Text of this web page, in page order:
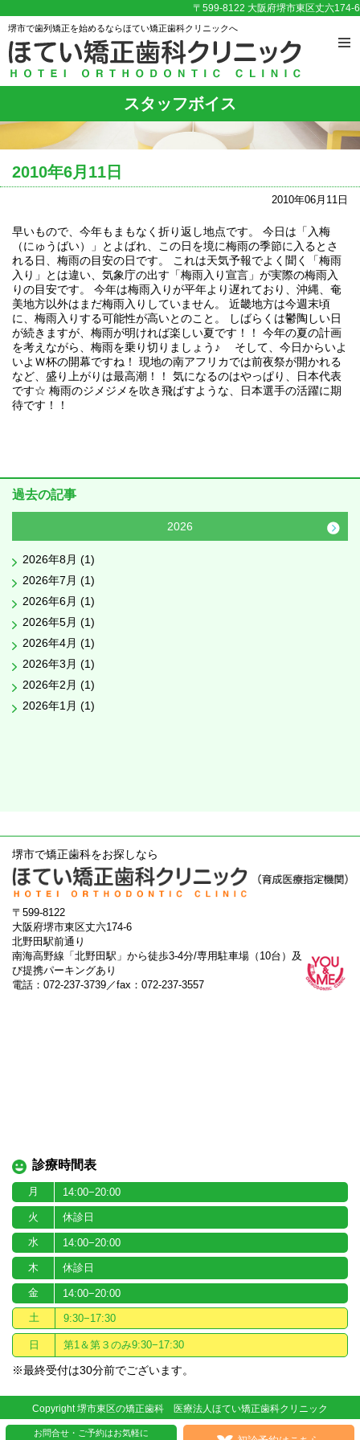
〒599-8122 大阪府堺市東区丈六174-6
堺市で歯列矯正を始めるならほてい矯正歯科クリニックへ
スタッフボイス
2010年6月11日
2010年06月11日
早いもので、今年もまもなく折り返し地点です。 今日は「入梅
（にゅうばい）」とよばれ、この日を境に梅雨の季節に入るとさ
れる日、梅雨の目安の日です。 これは天気予報でよく聞く「梅雨
入り」とは違い、気象庁の出す「梅雨入り宣言」が実際の梅雨入
りの目安です。 今年は梅雨入りが平年より遅れており、沖縄、奄
美地方以外はまだ梅雨入りしていません。 近畿地方は今週末頃
に、梅雨入りする可能性が高いとのこと。 しばらくは鬱陶しい日
が続きますが、梅雨が明ければ楽しい夏です！！ 今年の夏の計画
を考えながら、梅雨を乗り切りましょう♪ そして、今日からいよ
いよＷ杯の開幕ですね！ 現地の南アフリカでは前夜祭が開かれる
など、盛り上がりは最高潮！！ 気になるのはやっぱり、日本代表
です☆ 梅雨のジメジメを吹き飛ばすような、日本選手の活躍に期
待です！！
過去の記事
2026
2026年8月 (1)
2026年7月 (1)
2026年6月 (1)
2026年5月 (1)
2026年4月 (1)
2026年3月 (1)
2026年2月 (1)
2026年1月 (1)
堺市で矯正歯科をお探しなら
〒599-8122
大阪府堺市東区丈六174-6
北野田駅前通り
南海高野線「北野田駅」から徒歩3-4分/専用駐車場（10台）及
び提携パーキングあり
電話：072-237-3739／fax：072-237-3557
診療時間表
月 14:00−20:00
火 休診日
水 14:00−20:00
木 休診日
金 14:00−20:00
土 9:30−17:30
日 第1＆第３のみ9:30−17:30
※最終受付は30分前でございます。
Copyright 堺市東区の矯正歯科 医療法人ほてい矯正歯科クリニック
お問合せ・ご予約はお気軽に